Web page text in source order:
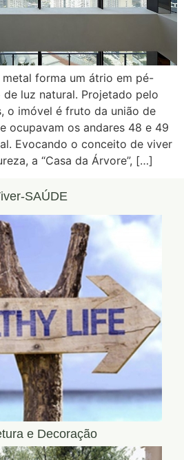
forma um átrio em pé-
luz natural. Projetado pelo
o imóvel é fruto da união de
ocupavam os andares 48 e 49
Evocando o conceito de viver
a “Casa da Árvore”, […]
SAÚDE
e Decoração